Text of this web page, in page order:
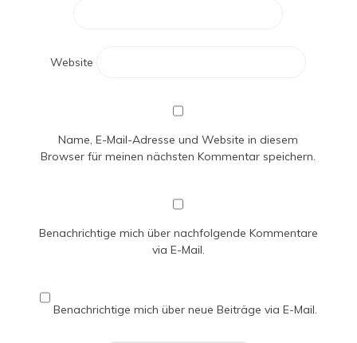
Website
Name, E-Mail-Adresse und Website in diesem
Browser für meinen nächsten Kommentar speichern.
Benachrichtige mich über nachfolgende Kommentare
via E-Mail.
Benachrichtige mich über neue Beiträge via E-Mail.